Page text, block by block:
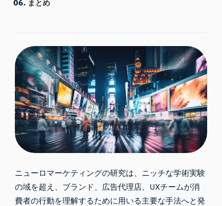
まとめ
ニューロマーケティングの研究は、ニッチな学術実験
の域を超え、ブランド、広告代理店、UXチームが消
費者の行動を理解するために用いる主要な手法へと発